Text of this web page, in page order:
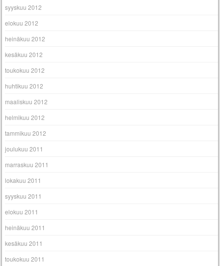
syyskuu 2012
elokuu 2012
heinäkuu 2012
kesäkuu 2012
toukokuu 2012
huhtikuu 2012
maaliskuu 2012
helmikuu 2012
tammikuu 2012
joulukuu 2011
marraskuu 2011
lokakuu 2011
syyskuu 2011
elokuu 2011
heinäkuu 2011
kesäkuu 2011
toukokuu 2011